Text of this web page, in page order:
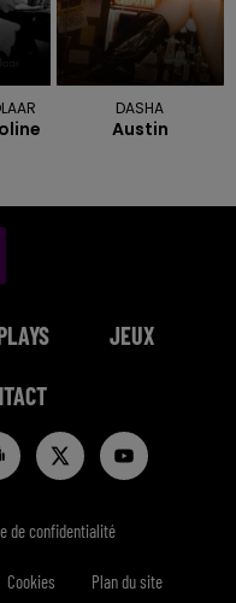
DASHA
Austin
JEUX
de confidentialité
Cookies Plan du site